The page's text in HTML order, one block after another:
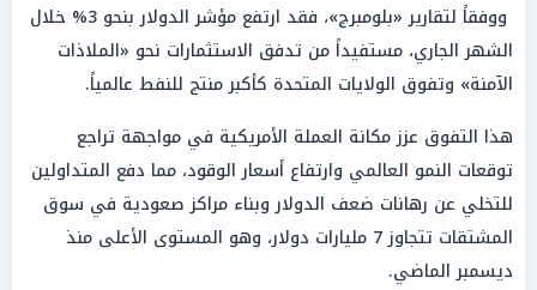
ووفقاً لتقارير «بلومبرج»، فقد ارتفع مؤشر الدولار بنحو 3% خلال
الشهر الجاري، مستفيداً من تدفق الاستثمارات نحو «الملاذات
الآمنة» وتفوق الولايات المتحدة كأكبر منتج للنفط عالمياً.
هذا التفوق عزز مكانة العملة الأمريكية في مواجهة تراجع
توقعات النمو العالمي وارتفاع أسعار الوقود، مما دفع المتداولين
للتخلي عن رهانات ضعف الدولار وبناء مراكز صعودية في سوق
المشتقات تتجاوز 7 مليارات دولار، وهو المستوى الأعلى منذ
ديسمبر الماضي.